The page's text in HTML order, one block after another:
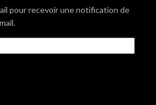
pour recevoir une notification de